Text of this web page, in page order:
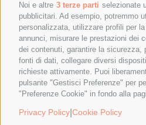
Noi e altre 3 terze parti selezionate
pubblicitari. Ad esempio, potremmo
personalizzata, utilizzare profili per
annunci, misurare le prestazioni dei
dei contenuti, garantire la sicurezza,
fonti di dati, collegare diversi
richieste attivamente. Puoi
pulsante "Gestisci Preferenze" per
"Preferenze Cookie" in fondo alla
Privacy Policy Cookie Policy
© 2015
Privacy policy